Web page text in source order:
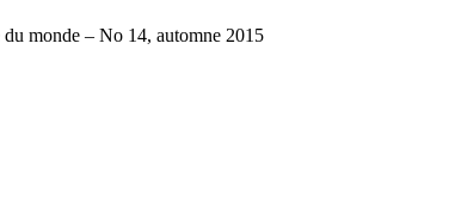
monde – No 14, automne 2015